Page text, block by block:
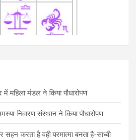
महिला मंडल ने किया पौधारोपण
निवारण संस्थान ने किया पौधारोपण
सहन करता है वही परमात्मा बनता है-साध्वी